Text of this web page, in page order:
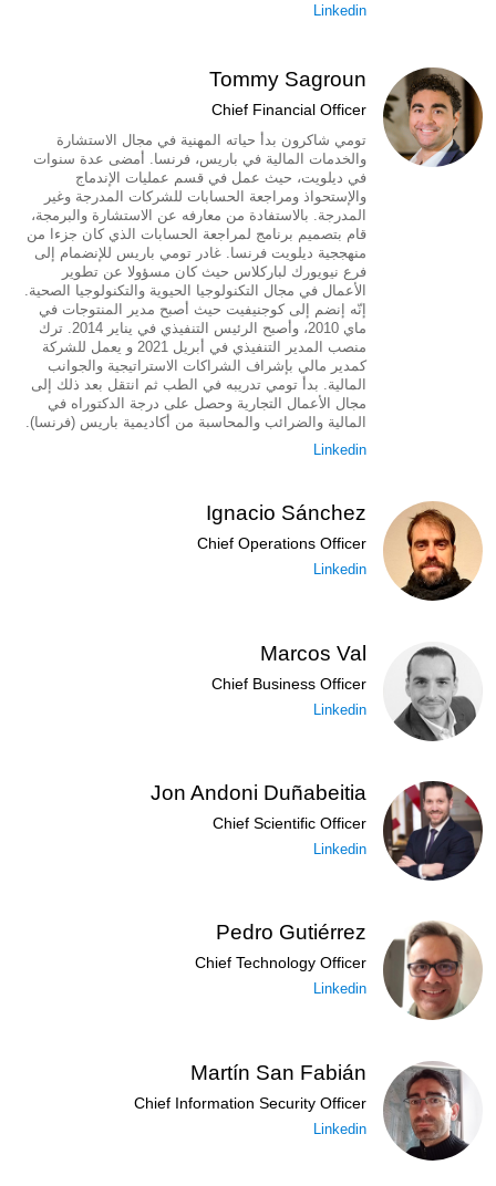
Linkedin
Tommy Sagroun
Chief Financial Officer
تومي شاكرون بدأ حياته المهنية في مجال الاستشارة
والخدمات المالية في باريس، فرنسا. أمضى عدة سنوات
في ديلويت، حيث عمل في قسم عمليات الإندماج
والإستحواذ ومراجعة الحسابات للشركات المدرجة وغير
المدرجة. بالاستفادة من معارفه عن الاستشارة والبرمجة،
قام بتصميم برنامج لمراجعة الحسابات الذي كان جزءا من
منهججية ديلويت فرنسا. غادر تومي باريس للإنضمام إلى
فرع نيويورك لباركلاس حيث كان مسؤولا عن تطوير
الأعمال في مجال التكنولوجيا الحيوية والتكنولوجيا الصحية.
إنّه إنضم إلى كوجنيفيت حيث أصبح مدير المنتوجات في
ماي 2010، وأصبح الرئيس التنفيذي في يناير 2014. ترك
منصب المدير التنفيذي في أبريل 2021 و يعمل للشركة
كمدير مالي بإشراف الشراكات الاستراتيجية والجوانب
المالية. بدأ تومي تدريبه في الطب ثم انتقل بعد ذلك إلى
مجال الأعمال التجارية وحصل على درجة الدكتوراه في
المالية والضرائب والمحاسبة من أكاديمية باريس (فرنسا).
Linkedin
Ignacio Sánchez
Chief Operations Officer
Linkedin
Marcos Val
Chief Business Officer
Linkedin
Jon Andoni Duñabeitia
Chief Scientific Officer
Linkedin
Pedro Gutiérrez
Chief Technology Officer
Linkedin
Martín San Fabián
Chief Information Security Officer
Linkedin